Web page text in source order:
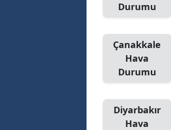
Durumu
Çanakkale
Hava
Durumu
Diyarbakır
Hava